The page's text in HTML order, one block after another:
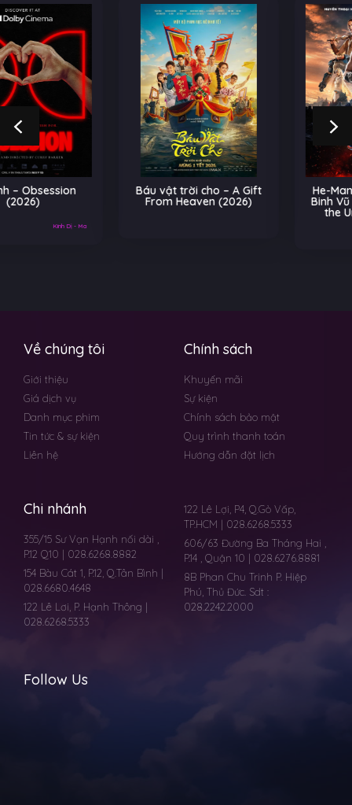
Báu vật trời cho – A Gift
From Heaven (2026)
He-Man và Những Chiến
Binh Vũ Trụ – Masters of
the Universe (2026)
Về chúng tôi
Giới thiệu
Giá dịch vụ
Danh mục phim
Tin tức & sự kiện
Liên hệ
Chính sách
Khuyến mãi
Sự kiện
Chính sách bảo mật
Quy trình thanh toán
Hướng dẫn đặt lịch
Chi nhánh
355/15 Sư Vạn Hạnh nối dài ,
P.12 Q10 | 028.6268.8882
154 Bàu Cát 1, P.12, Q.Tân Bình |
028.6680.4648
122 Lê Lơi, P. Hạnh Thông |
028.6268.5333
122 Lê Lợi, P4, Q.Gò Vấp,
TP.HCM | 028.6268.5333
606/63 Đường Ba Tháng Hai ,
P.14 , Quận 10 | 028.6276.8881
8B Phan Chu Trinh P. Hiệp
Phú, Thủ Đức. Sdt :
028.2242.2000
Follow Us